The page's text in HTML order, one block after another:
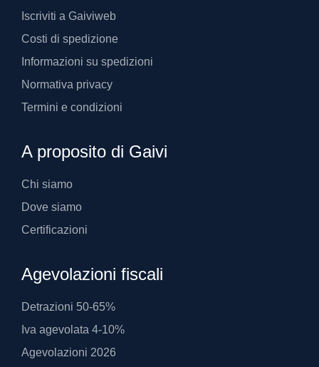
Iscriviti a Gaiviweb
Costi di spedizione
Informazioni su spedizioni
Normativa privacy
Termini e condizioni
A proposito di Gaivi
Chi siamo
Dove siamo
Certificazioni
Agevolazioni fiscali
Detrazioni 50-65%
Iva agevolata 4-10%
Agevolazioni 2026